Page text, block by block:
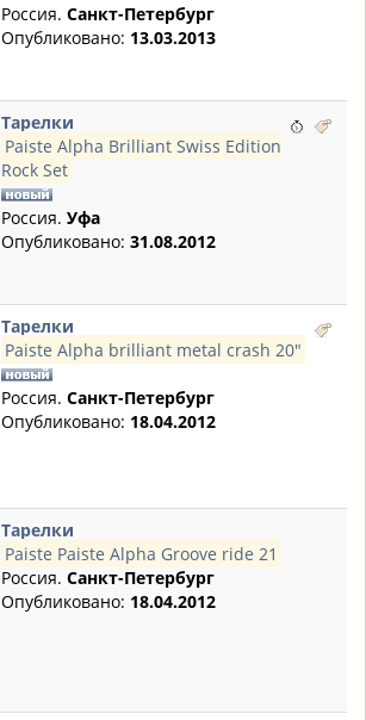
Россия. Санкт-Петербург
Опубликовано: 13.03.2013
Тарелки
Paiste Alpha Brilliant Swiss Edition
Rock Set
Россия. Уфа
Опубликовано: 31.08.2012
Тарелки
Paiste Alpha brilliant metal crash 20"
Россия. Санкт-Петербург
Опубликовано: 18.04.2012
Тарелки
Paiste Paiste Alpha Groove ride 21
Россия. Санкт-Петербург
Опубликовано: 18.04.2012